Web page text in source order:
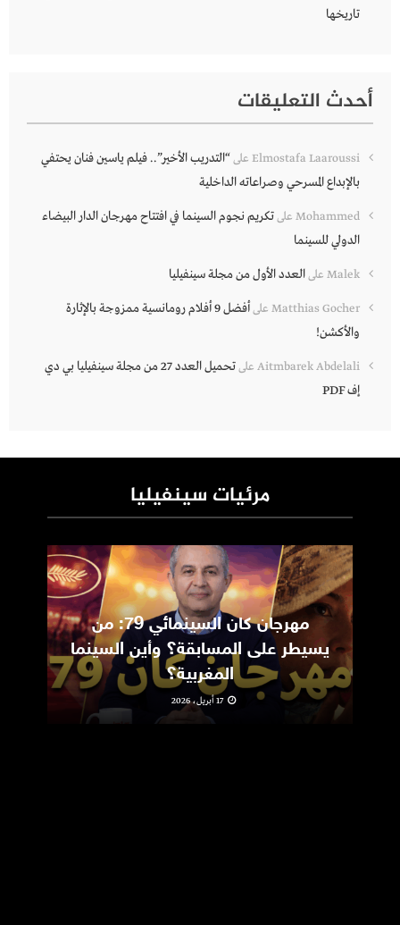
تاريخها
أحدث التعليقات
Elmostafa Laaroussi على“التدريب الأخير”.. فيلم ياسين فنان يحتفي
بالإبداع المسرحي وصراعاته الداخلية
Mohammed علىتكريم نجوم السينما في افتتاح مهرجان الدار البيضاء
الدولي للسينما
Malek علىالعدد الأول من مجلة سينفيليا
Matthias Gocher على
أفضل 9 أفلام رومانسية ممزوجة بالإثارة
والأكشن!
Aitmbarek Abdelali على
تحميل العدد 27 من مجلة سينفيليا بي دي
إف PDF
مرئيات سينفيليا
مهرجان كان السينمائي 79: من
يسيطر على المسابقة؟ وأين السينما
المغربية؟
17 أبريل، 2026